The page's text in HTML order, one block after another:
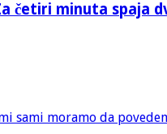
četiri minuta spaja
sami moramo da